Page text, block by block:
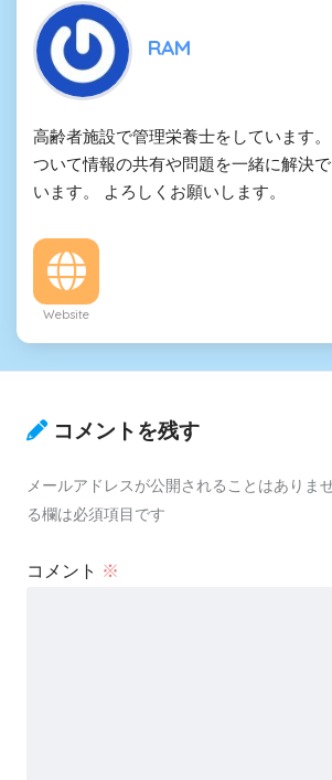
RAM
高齢者施設で管理栄養士をしています
ついて情報の共有や問題を一緒に解決
います。 よろしくお願いします。
Website
コメントを残す
メールアドレスが公開されることはありませ
る欄は必須項目です
コメント ※